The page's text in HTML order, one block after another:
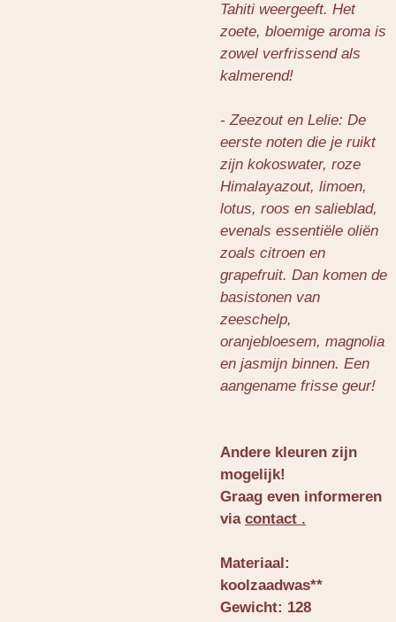
Tahiti weergeeft. Het
zoete, bloemige aroma is
zowel verfrissend als
kalmerend!
- Zeezout en Lelie: De
eerste noten die je ruikt
zijn kokoswater, roze
Himalayazout, limoen,
lotus, roos en salieblad,
evenals essentiële oliën
zoals citroen en
grapefruit. Dan komen de
basistonen van
zeeschelp,
oranjebloesem, magnolia
en jasmijn binnen. Een
aangename frisse geur!
Andere kleuren zijn
mogelijk!
Graag even informeren
via contact .
Materiaal:
koolzaadwas**
Gewicht: 128